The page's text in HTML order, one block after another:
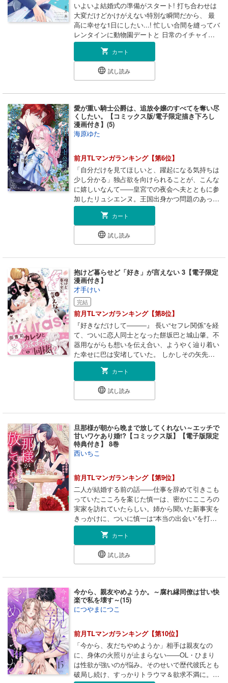
いよいよ結婚式の準備がスタート! 打ち合わせは
大変だけどかけがえない特別な瞬間だから、 最
高に幸せな1日にしたい...! 忙しい合間を縫ってバ
レンタインに動物園デートと 日常のイチャイチ
ャも忘れず甘々な二人。 そして迎えた式当日、
永遠の未来を誓い合って――... ずっとずっと、
比呂（ひろ）さんを愛してる。 大好きと幸せを
更新し続ける、特大ハッピー完結巻！ ◆単行本
収録の描き下ろし漫画（久しぶりのH）付き ◇電
子限定の描き下ろしイラスト（結婚式準備）収録
カート
試し読み
愛が重い騎士公爵は、追放令嬢のすべてを奪い尽
くしたい。【コミックス版/電子限定描き下ろし
漫画付き】(5)
海原ゆた
前月TLマンガランキング【第6位】
「自分だけを見てほしいと、躍起になる気持ちは
少し分かる」独占欲を向けられることが、こんな
に嬉しいなんて――皇宮での夜会へ夫とともに参
加したリュシエンヌ。王国出身かつ問題のあった
公爵家として、冷ややかな視線に晒されてしま
う。しかし、毅然とした態度で公爵夫人らしい振
る舞いをしていたら、とある人物から声をかけら
れて…!?「健気でかわいい妻を、とびきり甘やか
したい気分だ」愛する人の憂いを晴らすため奔走
するリュシエンヌを、ミハエルは尊重してくれ
上ない幸福に心が満たされて――初恋を拗らせた
騎士公爵×純真無垢な箱入り令嬢の溺愛ラブロマ
ンス★【※本作は単話版「愛が重い騎士公爵は、
追放令嬢のすべてを奪い尽くしたい。」29～35話
に描き下ろしを加えた単行本版です】◆紙コミッ
クス描き下ろし17P＋電子限定描き下ろし漫画も
収録
カート
試し読み
抱けど暮らせど「好き」が言えない 3【電子限定
漫画付き】
才手けい
完結
前月TLマンガランキング【第8位】
『好きなだけして―――』 長い“セフレ関係”を経
て、ついに恋人同士となった餅坂巴と城山肇。不
器用ながらも想いを伝え合い、ようやく辿り着い
た幸せに巴は安堵していた。 しかしその矢先、
巴の前に現れる“謎の男”。彼の正体が明らかにな
ったことで、新たな問題が浮上する。 将来を見
据え、同棲を考え始めていた2人に肇の突然の人
事異動も重なり！？ 急激な環境の変化に戸惑い
これまで見たことのない元気がない肇に 巴がか
けた言葉とは……？ 不器用な二人の恋が、つい
に辿り着く感動のフィナーレ！！ コミックス書
き下ろしあり！電子配信版でしか読めない限定漫
画付き♪ ※この作品は『抱けど暮らせど「好き」
が言えない』act.6～act.10の内容が収録されてい
カート
試し読み
旦那様が朝から晩まで放してくれない～エッチで
甘いワケあり婚!?【コミックス版】【電子版限定
特典付き】 8巻
西いちこ
前月TLマンガランキング【第9位】
二人が結婚する前の話――仕事を辞めて引きこも
っていたこころを案じた慎一は、密かにこころの
実家を訪れていたらしい。姉から聞いた新事実を
きっかけに、ついに慎一は“本当の出会い”を打ち
明けることに…。始まりは高校時代、それから長
い時間をかけて育まれてきた深い愛情を知ったこ
ころは!?『他の男なんかに絶対取られたくない』
シたくなって彼を襲ったのに形勢逆転!?恥ずかし
いところばかりくちゅくちゅ執拗に舐められて、
擦られて――イッちゃう!!電子書店で大人気のエ
ロきゅんラブストーリー第8巻!!【発行:秋水社/発
売:青泉社】◆収録内容◆「旦那様が朝から晩ま
で放してくれない～エッチで甘いワケあり婚!?」
第36話～第40話紙単行本8巻収録の描き下ろしお
本版限定描き下ろしイラスト ※本商品は「旦那様
が朝から晩まで放してくれない～エッチで甘いワ
ケあり婚!?」第36話～第40話を収録した紙単行本
8巻を元に再編集したものです。※電子書籍「旦那
様が朝から晩まで放してくれない～エッチで甘い
カート
試し読み
今から、親友やめようか。～腐れ縁同僚は甘い快
楽で私を壊す～(15)
につやまにつこ
前月TLマンガランキング【第10位】
「今から、友だちやめようか」相手は親友なの
に、身体の火照りが止まらない――OL・ひまり
は性欲が強いのが悩み。そのせいで歴代彼氏とも
破局し続け、すっかりトラウマ＆欲求不満に。大